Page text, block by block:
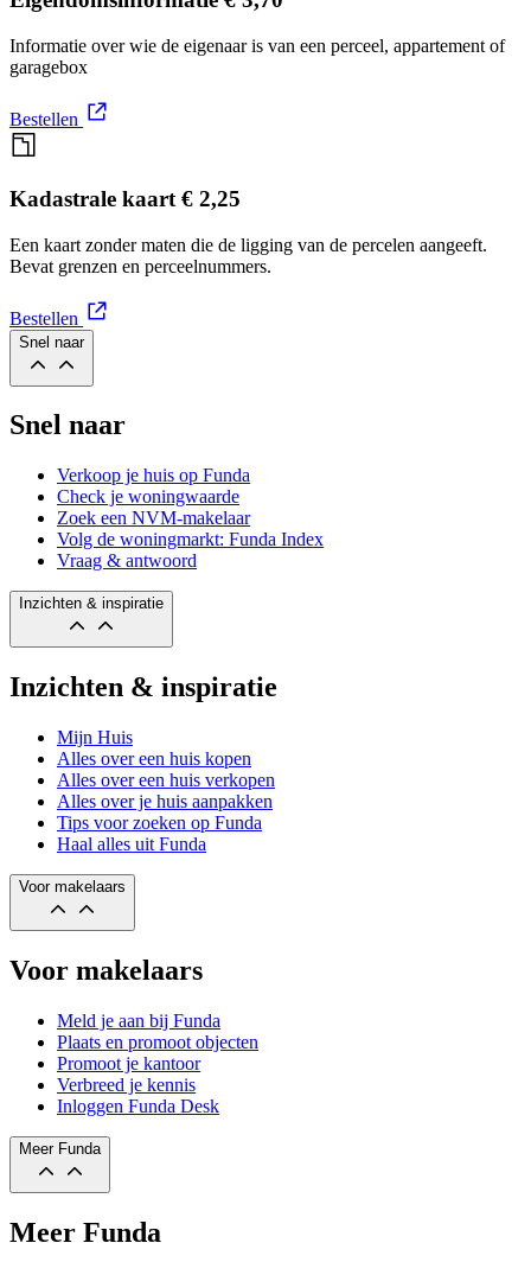
Informatie over wie de eigenaar is van een perceel, appartement of
garagebox
Bestellen
Kadastrale kaart € 2,25
Een kaart zonder maten die de ligging van de percelen aangeeft.
Bevat grenzen en perceelnummers.
Bestellen
Snel naar
Snel naar
Verkoop je huis op Funda
Check je woningwaarde
Zoek een NVM-makelaar
Volg de woningmarkt: Funda Index
Vraag & antwoord
Inzichten & inspiratie
Inzichten & inspiratie
Mijn Huis
Alles over een huis kopen
Alles over een huis verkopen
Alles over je huis aanpakken
Tips voor zoeken op Funda
Haal alles uit Funda
Voor makelaars
Voor makelaars
Meld je aan bij Funda
Plaats en promoot objecten
Promoot je kantoor
Verbreed je kennis
Inloggen Funda Desk
Meer Funda
Meer Funda